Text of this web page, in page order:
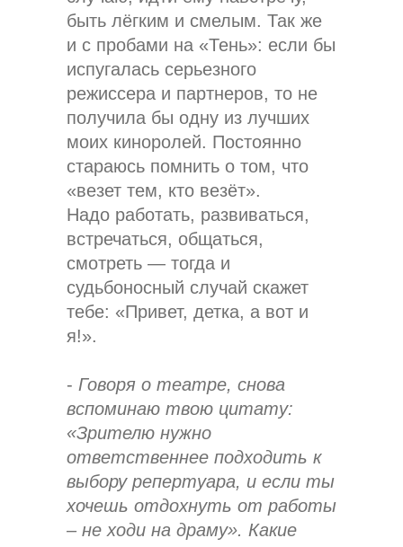
быть лёгким и смелым. Так же
и с пробами на «Тень»: если бы
испугалась серьезного
режиссера и партнеров, то не
получила бы одну из лучших
моих киноролей. Постоянно
стараюсь помнить о том, что
«везет тем, кто везёт».
Надо работать, развиваться,
встречаться, общаться,
смотреть — тогда и
судьбоносный случай скажет
тебе: «Привет, детка, а вот и
я!».
- Говоря о театре, снова
вспоминаю твою цитату:
«Зрителю нужно
ответственнее подходить к
выбору репертуара, и если ты
хочешь отдохнуть от работы
– не ходи на драму». Какие